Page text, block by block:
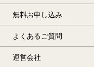
無料お申し込み
よくあるご質問
運営会社